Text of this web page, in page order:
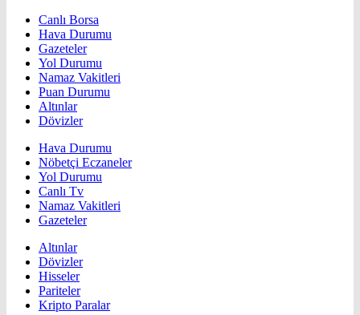
Canlı Borsa
Hava Durumu
Gazeteler
Yol Durumu
Namaz Vakitleri
Puan Durumu
Altınlar
Dövizler
Hava Durumu
Nöbetçi Eczaneler
Yol Durumu
Canlı Tv
Namaz Vakitleri
Gazeteler
Altınlar
Dövizler
Hisseler
Pariteler
Kripto Paralar